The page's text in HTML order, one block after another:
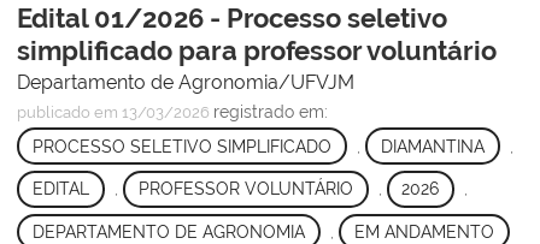
Edital 01/2026 - Processo seletivo
simplificado para professor voluntário
Departamento de Agronomia/UFVJM
publicado em 13/03/2026 registrado em:
PROCESSO SELETIVO SIMPLIFICADO
DIAMANTINA
EDITAL , PROFESSOR VOLUNTÁRIO , 2026 ,
DEPARTAMENTO DE AGRONOMIA EM ANDAMENTO